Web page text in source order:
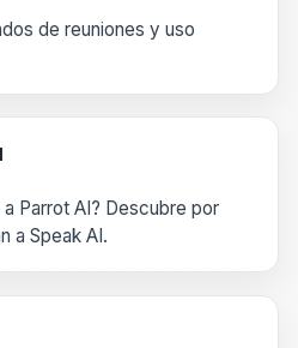
de reuniones y uso
Parrot AI? Descubre por
a Speak AI.